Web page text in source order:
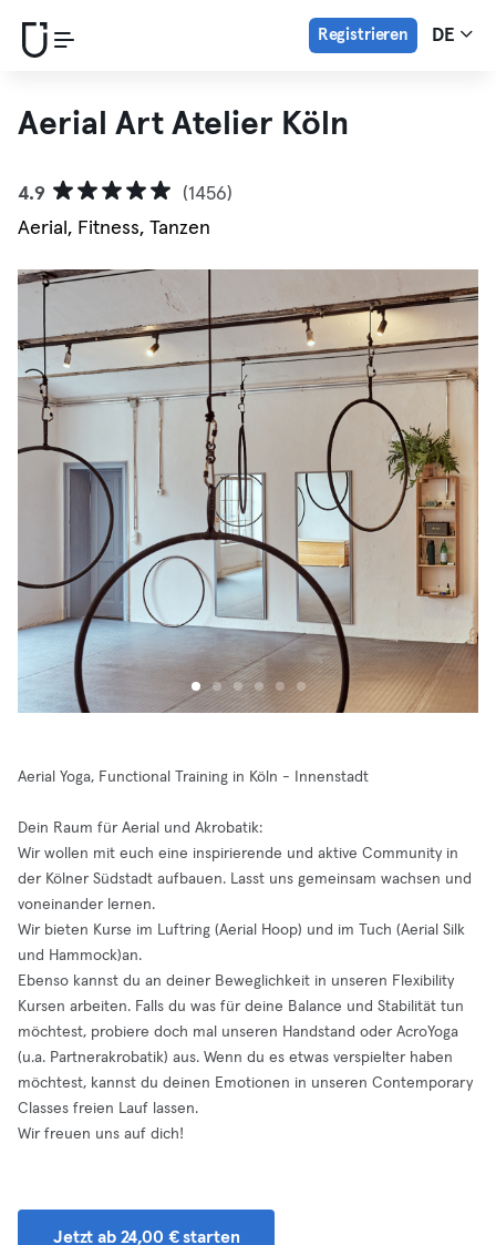
Registrieren DE
Aerial Art Atelier Köln
4.9
(1456)
Aerial, Fitness, Tanzen
Aerial Yoga, Functional Training in Köln - Innenstadt
Dein Raum für Aerial und Akrobatik:
Wir wollen mit euch eine inspirierende und aktive Community in
der Kölner Südstadt aufbauen. Lasst uns gemeinsam wachsen und
voneinander lernen.
Wir bieten Kurse im Luftring (Aerial Hoop) und im Tuch (Aerial Silk
und Hammock)an.
Ebenso kannst du an deiner Beweglichkeit in unseren Flexibility
Kursen arbeiten. Falls du was für deine Balance und Stabilität tun
möchtest, probiere doch mal unseren Handstand oder AcroYoga
(u.a. Partnerakrobatik) aus. Wenn du es etwas verspielter haben
möchtest, kannst du deinen Emotionen in unseren Contemporary
Classes freien Lauf lassen.
Wir freuen uns auf dich!
Jetzt ab 24,00 € starten